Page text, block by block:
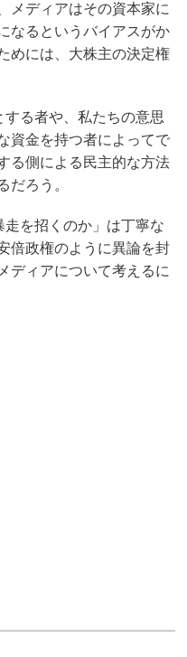
メディアはその資本家に
なるというバイアスがか
めには、大株主の決定権
る者や、私たちの意思
資金を持つ者によってで
る側による民主的な方法
だろう。
走を招くのか」は丁寧な
倍政権のように異論を封
ディアについて考えるに